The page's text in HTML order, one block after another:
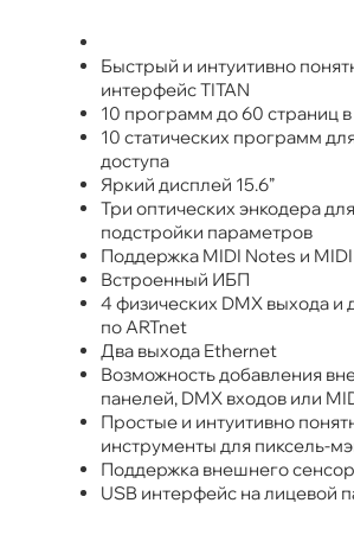
Быстрый и интуитивно
интерфейс TITAN
10 программ до 60 страниц
10 статических программ
доступа
Яркий дисплей 15.6”
Три оптических энкодера
подстройки параметров
Поддержка MIDI Notes и
Встроенный ИБП
4 физических DMX выхода и
по ARTnet
Два выхода Ethernet
Возможность добавления
панелей, DMX входов или
Простые и интуитивно
инструменты для пиксель-
Поддержка внешнего
USB интерфейс на лицевой